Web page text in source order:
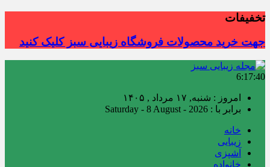
تخفیفات
جهت خرید محصولات فروشگاه زیبایی سبز کلیک کنید
6:17:41
امروز : شنبه, ۱۷ مرداد , ۱۴۰۵
برابر با : Saturday - 8 August - 2026
خانه
زیبایی
آشپزی
خانواده